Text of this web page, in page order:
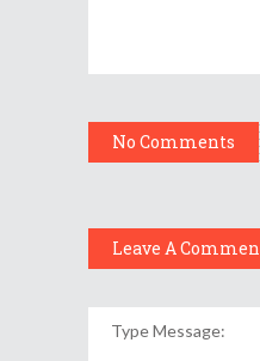
No Comments
Leave A